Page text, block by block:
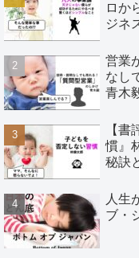
ロか
ジネ
営業
なし
青木
【
慣』
秘訣
人生
ブ・